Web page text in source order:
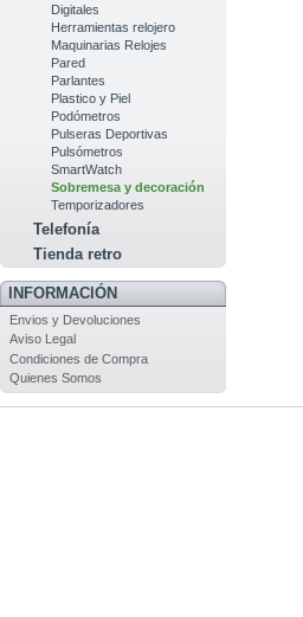
Digitales
Herramientas relojero
Maquinarias Relojes
Pared
Parlantes
Plastico y Piel
Podómetros
Pulseras Deportivas
Pulsómetros
SmartWatch
Sobremesa y decoración
Temporizadores
Telefonía
Tienda retro
INFORMACIÓN
Envios y Devoluciones
Aviso Legal
Condiciones de Compra
Quienes Somos